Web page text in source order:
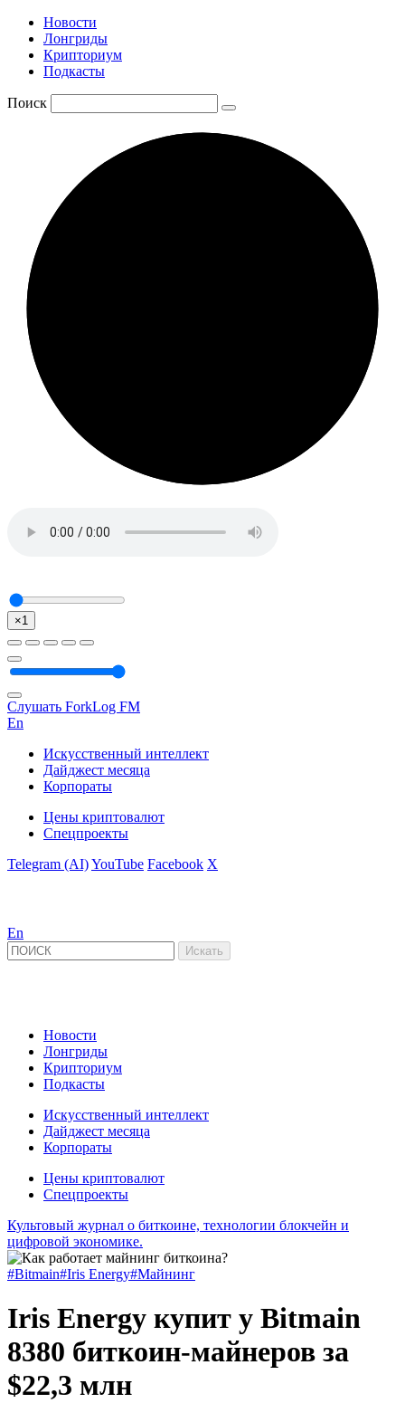
Новости
Лонгриды
Крипториум
Подкасты
Поиск
×1
Слушать ForkLog FM
En
Искусственный интеллект
Дайджест месяца
Корпораты
Цены криптовалют
Спецпроекты
Telegram (AI)YouTube Facebook X
En
Новости
Лонгриды
Крипториум
Подкасты
Искусственный интеллект
Дайджест месяца
Корпораты
Цены криптовалют
Спецпроекты
Культовый журнал о биткоине, технологии блокчейн и
цифровой экономике.
#Bitmain#Iris Energy#Майнинг
Iris Energy купит у Bitmain
8380 биткоин-майнеров за
$22,3 млн